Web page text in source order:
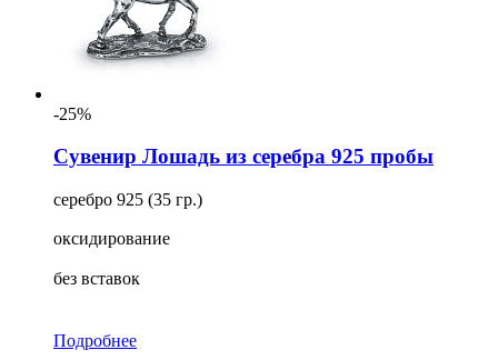
-25%
Сувенир Лошадь из серебра 925 пробы
серебро 925 (35 гр.)
оксидирование
без вставок
Подробнее